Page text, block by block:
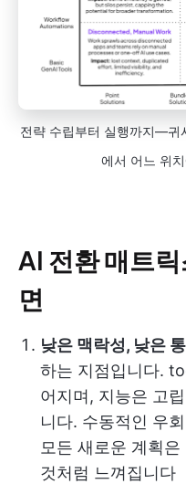
전략 수립부터 실행까지—귀
에서 어느 위
AI 전환 매트
면
낮은 맥락성, 낮은
하는 지점입니다.
어지며, 지능은 고
니다. 수동적인 우
모든 새로운 계획
것처럼 느껴집니다